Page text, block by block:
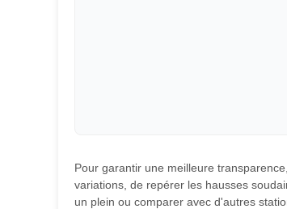
Pour garantir une meilleure
variations, de repérer les hausses
un plein ou comparer avec d'autres